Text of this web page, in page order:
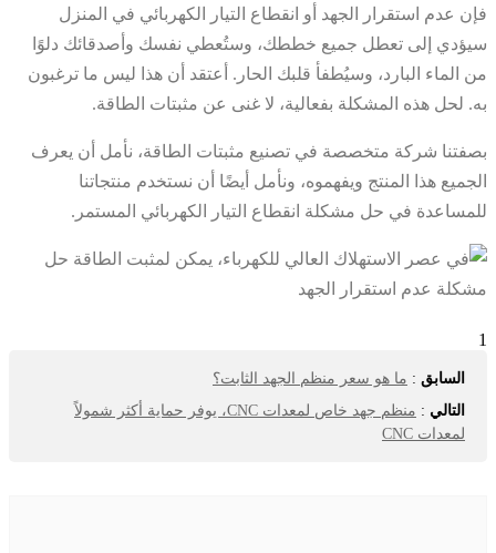
فإن عدم استقرار الجهد أو انقطاع التيار الكهربائي في المنزل
سيؤدي إلى تعطل جميع خططك، وستُعطي نفسك وأصدقائك دلوًا
من الماء البارد، وسيُطفأ قلبك الحار. أعتقد أن هذا ليس ما ترغبون
به. لحل هذه المشكلة بفعالية، لا غنى عن مثبتات الطاقة.
بصفتنا شركة متخصصة في تصنيع مثبتات الطاقة، نأمل أن يعرف
الجميع هذا المنتج ويفهموه، ونأمل أيضًا أن نستخدم منتجاتنا
للمساعدة في حل مشكلة انقطاع التيار الكهربائي المستمر.
1
السابق : ما هو سعر منظم الجهد الثابت؟
التالي :
منظم جهد خاص لمعدات CNC، يوفر حماية أكثر شمولاً
لمعدات CNC